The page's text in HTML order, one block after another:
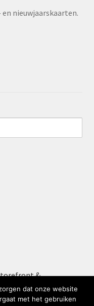
nieuwjaarskaarten.
&
dat onze website
met het gebruiken